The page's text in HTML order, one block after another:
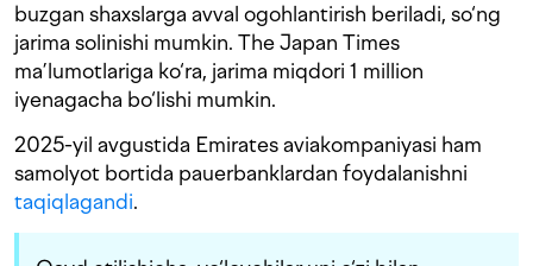
buzgan shaxslarga avval ogohlantirish beriladi, so‘ng
jarima solinishi mumkin. The Japan Times
ma’lumotlariga ko‘ra, jarima miqdori 1 million
iyenagacha bo‘lishi mumkin.
2025-yil avgustida Emirates aviakompaniyasi ham
samolyot bortida pauerbanklardan foydalanishni
taqiqlagandi.